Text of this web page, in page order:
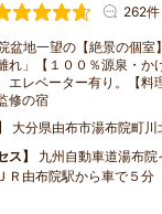
262件
盆地一望の【絶景の個
れ」【１００％源泉・
エレベーター有り。【料
監修の宿
大分県由布市湯布院町川
ス
九州自動車道湯布
Ｒ由布院駅から車で５分